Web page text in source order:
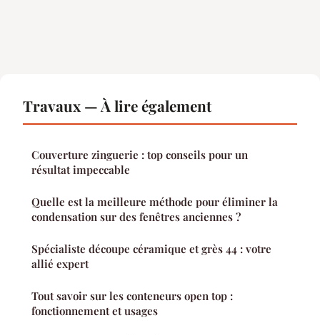
Travaux — À lire également
Couverture zinguerie : top conseils pour un
résultat impeccable
Quelle est la meilleure méthode pour éliminer la
condensation sur des fenêtres anciennes ?
Spécialiste découpe céramique et grès 44 : votre
allié expert
Tout savoir sur les conteneurs open top :
fonctionnement et usages